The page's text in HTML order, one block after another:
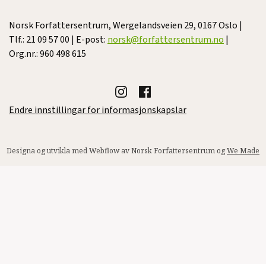
Norsk Forfattersentrum, Wergelandsveien 29, 0167 Oslo |
Tlf.: 21 09 57 00 | E-post: norsk@forfattersentrum.no |
Org.nr.: 960 498 615
Endre innstillingar for informasjonskapslar
Designa og utvikla med Webflow av Norsk Forfattersentrum ogWe Made